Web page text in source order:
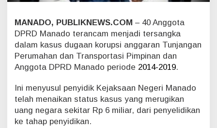
D
R
D
n
a
o
T
r
i
MANADO, PUBLIKNEWS.COM – 40 Anggota
DPRD Manado terancam menjadi tersangka
dalam kasus dugaan korupsi anggaran Tunjangan
Perumahan dan Transportasi Pimpinan dan
Anggota DPRD Manado periode 2014-2019.
Ini menyusul penyidik Kejaksaan Negeri Manado
telah menaikan status kasus yang merugikan
uang negara sekitar Rp 6 miliar, dari penyelidikan
ke tahap penyidikan.